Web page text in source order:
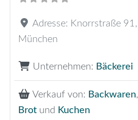
Adresse: Knorrstraße 91 ,
München
Unternehmen: Bäckerei
Verkauf von: Backwaren,
Brot und Kuchen